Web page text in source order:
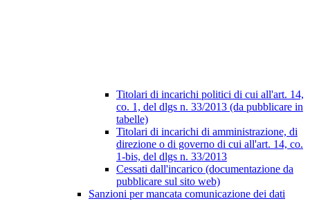
Titolari di incarichi politici di cui all'art. 14,
co. 1, del dlgs n. 33/2013 (da pubblicare in
tabelle)
Titolari di incarichi di amministrazione, di
direzione o di governo di cui all'art. 14, co.
1-bis, del dlgs n. 33/2013
Cessati dall'incarico (documentazione da
pubblicare sul sito web)
Sanzioni per mancata comunicazione dei dati